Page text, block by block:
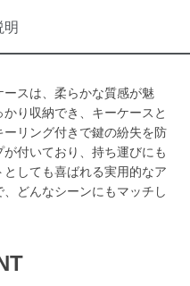
明
ースは、柔らかな質感が魅
り収納でき、キーケースと
リング付きで鍵の紛失を防
付いており、持ち運びにも
しても喜ばれる実用的なア
どんなシーンにもマッチし